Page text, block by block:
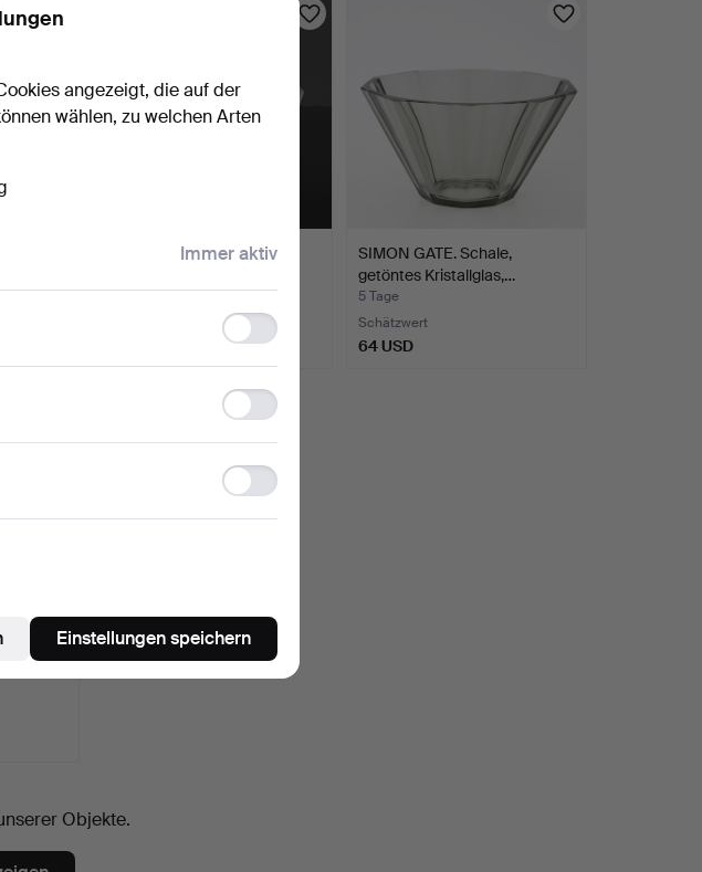
SIMON GATE. SCHALE.
1 Tag
SIMON GATE. Schale,
getöntes Kristallglas,…
5 Tage
Schätzwert
64 USD
Objekte.
angezeigt, die auf der
wählen, zu welchen Arten
Immer aktiv
Functionality
storage
Statistics
storage
Ad
storage
Einstellungen speichern